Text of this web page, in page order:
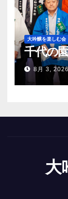
大吟醸を楽しむ会
千代の
8月 3,
大